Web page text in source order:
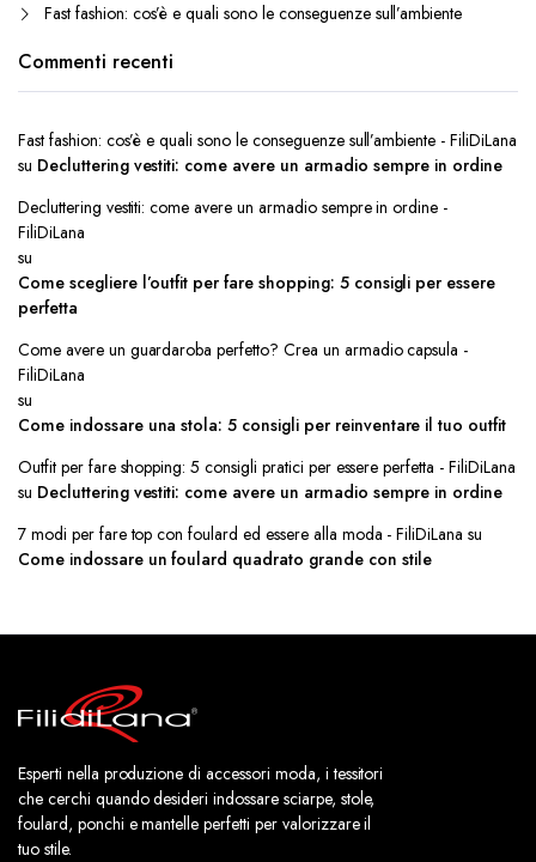
Fast fashion: cos’è e quali sono le conseguenze sull’ambiente
Commenti recenti
Fast fashion: cos’è e quali sono le conseguenze sull’ambiente - FiliDiLana
su Decluttering vestiti: come avere un armadio sempre in ordine
Decluttering vestiti: come avere un armadio sempre in ordine -
FiliDiLana
su
Come scegliere l’outfit per fare shopping: 5 consigli per essere
perfetta
Come avere un guardaroba perfetto? Crea un armadio capsula -
FiliDiLana
su
Come indossare una stola: 5 consigli per reinventare il tuo outfit
Outfit per fare shopping: 5 consigli pratici per essere perfetta - FiliDiLana
su Decluttering vestiti: come avere un armadio sempre in ordine
7 modi per fare top con foulard ed essere alla moda - FiliDiLana su
Come indossare un foulard quadrato grande con stile
Esperti nella produzione di accessori moda, i tessitori
che cerchi quando desideri indossare sciarpe, stole,
foulard, ponchi e mantelle perfetti per valorizzare il
tuo stile.